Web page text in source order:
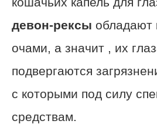
девон-рексы обладают
очами, а значит , их
подвергаются
с которыми под силу
средствам.